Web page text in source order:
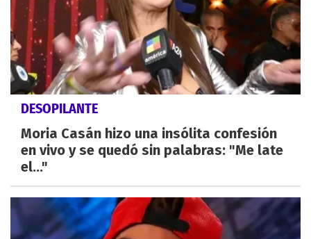
DESOPILANTE
Moria Casán hizo una insólita confesión
en vivo y se quedó sin palabras: "Me late
el..."